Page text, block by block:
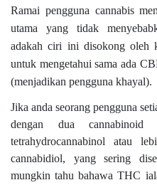
Ramai pengguna cannabis
utama yang tidak
adakah ciri ini disokong oleh
untuk mengetahui sama ada
(menjadikan pengguna khayal).
Jika anda seorang pengguna
dengan dua
tetrahydrocannabinol atau
cannabidiol, yang sering
mungkin tahu bahawa THC